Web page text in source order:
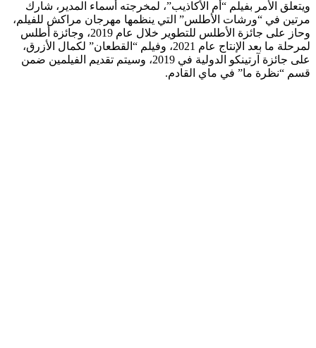
ويتعلق الأمر بفيلم “أم الأكاذيب”، لمخرجته أسماء المدير، شارك
مرتين في “ورشات الأطلس” التي ينظمها مهرجان مراكش للفيلم،
وحاز على جائزة الأطلس للتطوير خلال عام 2019، وجائزة أطلس
لمرحلة ما بعد الإنتاج عام 2021، وفيلم “القطعان” لكمال الأزرق،
على جائزة آرتينكو الدولية في 2019، وسيتم تقديم الفيلمين ضمن
قسم “نظرة ما” في ماي القادم.